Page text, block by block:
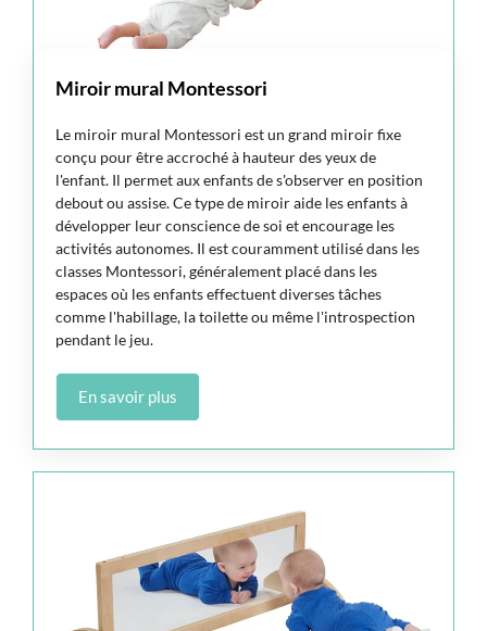
Miroir mural Montessori
Le miroir mural Montessori est un grand miroir fixe
conçu pour être accroché à hauteur des yeux de
l'enfant. Il permet aux enfants de s'observer en position
debout ou assise. Ce type de miroir aide les enfants à
développer leur conscience de soi et encourage les
activités autonomes. Il est couramment utilisé dans les
classes Montessori, généralement placé dans les
espaces où les enfants effectuent diverses tâches
comme l'habillage, la toilette ou même l'introspection
pendant le jeu.
En savoir plus